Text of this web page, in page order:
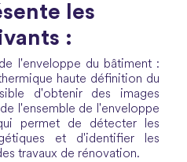
les
:
l'enveloppe du bâtiment :
haute définition du
d'obtenir des images
l'ensemble de l'enveloppe
permet de détecter les
et d'identifier les
travaux de rénovation.